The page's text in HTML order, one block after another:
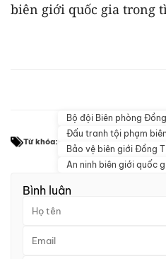
biên giới quốc gia trong
Từ khóa:
Bộ đội Biên phòng
Đấu tranh tội phạm
Bảo vệ biên giới Đồng
An ninh biên giới quốc
Bình luận